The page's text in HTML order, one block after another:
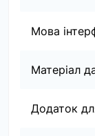
Мова
Матеріал
Додаток